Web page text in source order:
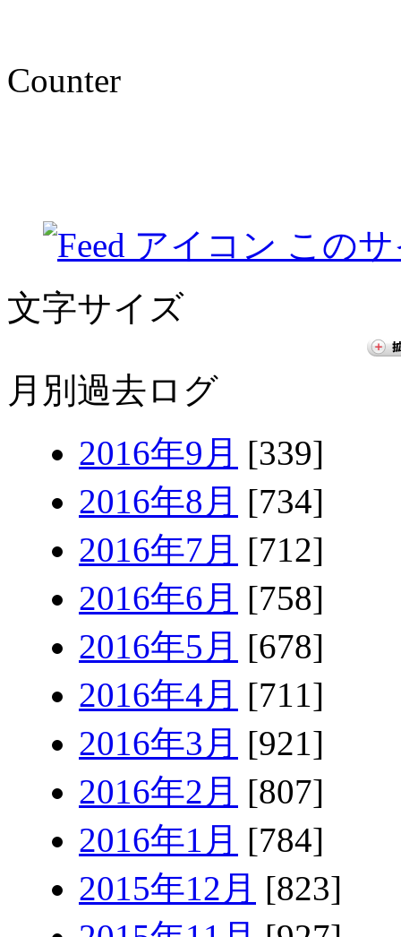
Counter
この
文字サイズ
月別過去ログ
2016年9月 [339]
2016年8月 [734]
2016年7月 [712]
2016年6月 [758]
2016年5月 [678]
2016年4月 [711]
2016年3月 [921]
2016年2月 [807]
2016年1月 [784]
2015年12月 [823]